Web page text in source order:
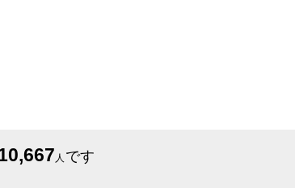
人 です